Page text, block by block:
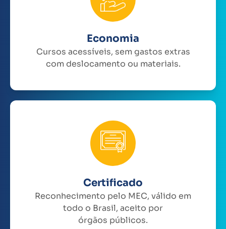
Economia
Cursos acessíveis, sem gastos extras
com deslocamento ou materiais.
Certificado
Reconhecimento pelo MEC, válido em
todo o Brasil, aceito por
órgãos públicos.